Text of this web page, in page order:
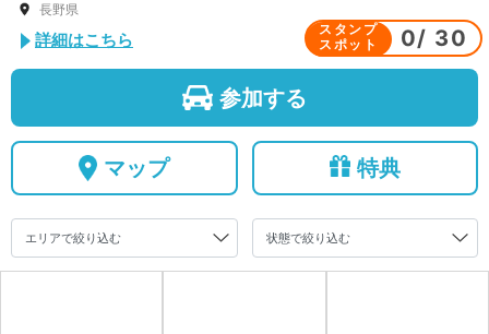
長野県
スタンプ
スポット
0/ 30
詳細はこちら
参加する
マップ 特典